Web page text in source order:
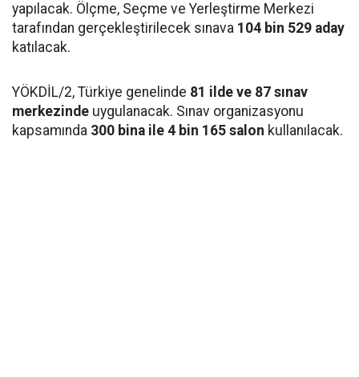
yapılacak. Ölçme, Seçme ve Yerleştirme Merkezi
tarafından gerçekleştirilecek sınava 104 bin 529 aday
katılacak.
YÖKDİL/2, Türkiye genelinde 81 ilde ve 87 sınav
merkezinde uygulanacak. Sınav organizasyonu
kapsamında 300 bina ile 4 bin 165 salon kullanılacak.